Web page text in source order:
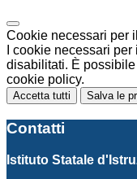
Cookie necessari per
I cookie necessari
disabilitati. È
cookie policy.
Accetta tutti Salva le
Contatti
Istituto Statale